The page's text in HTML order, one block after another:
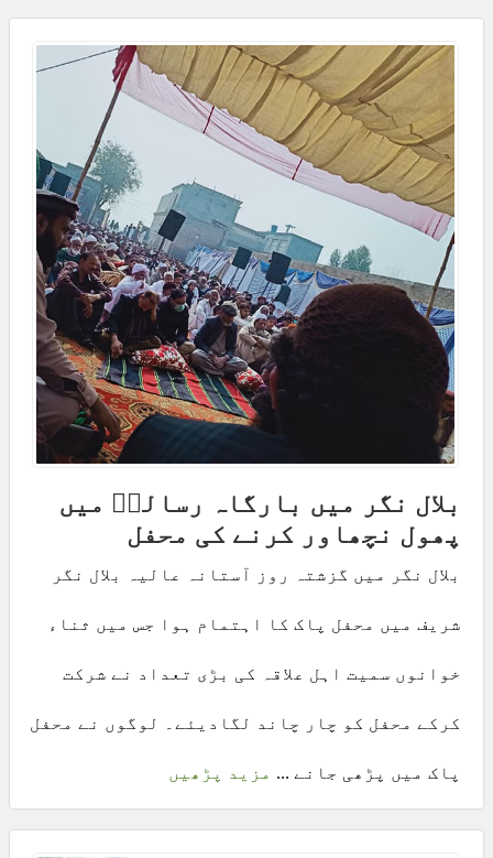
بلال نگر میں بارگاہ رسالتؐ میں
پھول نچھاور کرنے کی محفل
بلال نگر میں گزشتہ روز آستانہ عالیہ بلال نگر
شریف میں محفل پاک کا اہتمام ہوا جس میں ثناء
خوانوں سمیت اہل علاقہ کی بڑی تعداد نے شرکت
کرکے محفل کو چار چاند لگادیئے۔ لوگوں نے محفل
پاک میں پڑھی جانے ... مزید پڑھیں